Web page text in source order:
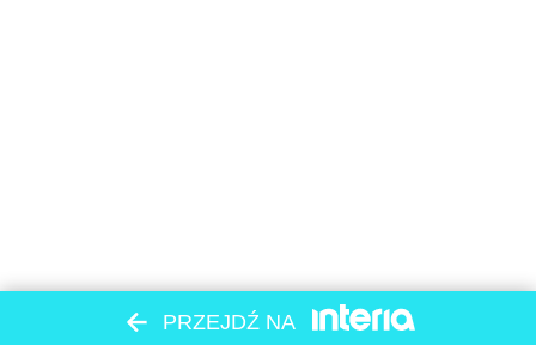
PRZEJDŹ NA